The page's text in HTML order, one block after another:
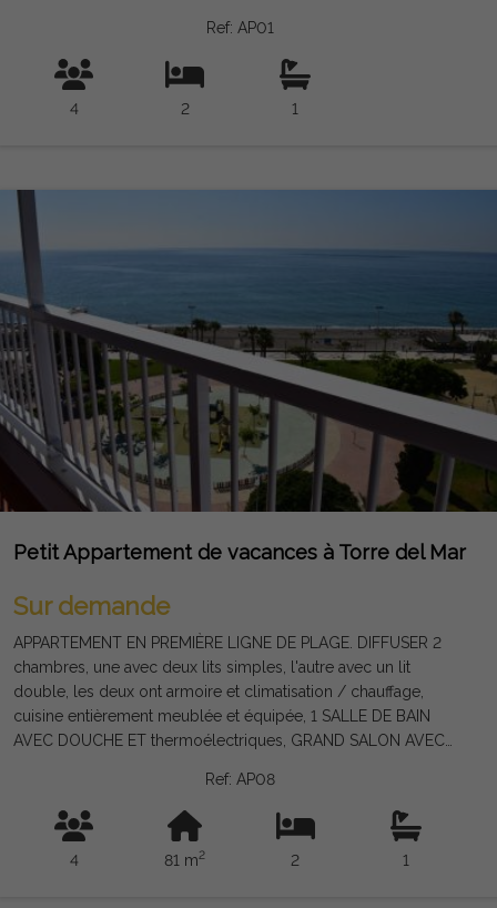
SUPERBE DE LA PLAGE ET LA PROMENADE DE TORRE DEL
mars L'appartement est situé CONJOINTEMENT AVEC Une
piscine et un parking, le bâtiment dispose d'un ascenseur.
L'appartement dispose de WIFI et de la télévision.
Ref: AP01
4 2 1
Petit Appartement de vacances à Torre del Mar
Sur demande
APPARTEMENT EN PREMIÈRE LIGNE DE PLAGE. DIFFUSER 2
chambres, une avec deux lits simples, l'autre avec un lit
double, les deux ont armoire et climatisation / chauffage,
cuisine entièrement meublée et équipée, 1 SALLE DE BAIN
AVEC DOUCHE ET thermoélectriques, GRAND SALON AVEC
SUPERBE DE LA PLAGE ET LA PROMENADE DE TORRE DEL
mars L'appartement est situé CONJOINTEMENT AVEC Une
piscine et un parking, le bâtiment dispose d'un ascenseur.
L'appartement dispose de WIFI et de la télévision.
Ref: AP08
4 81 m2 2 1